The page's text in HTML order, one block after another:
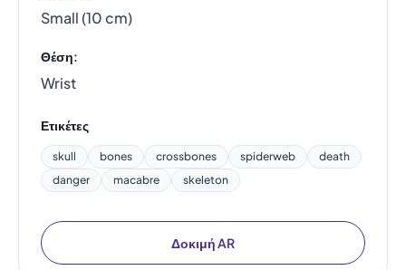
Small (10 cm)
Θέση:
Wrist
Ετικέτες
skull bones crossbones spiderweb
death
danger
macabre skeleton
Δοκιμή AR